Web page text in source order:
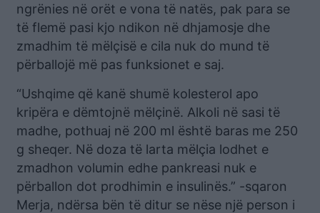
ngrënies në orët e vona të natës, pak para se
të flemë pasi kjo ndikon në dhjamosje dhe
zmadhim të mëlçisë e cila nuk do mund të
përballojë më pas funksionet e saj.
“Ushqime që kanë shumë kolesterol apo
kripëra e dëmtojnë mëlçinë. Alkoli në sasi të
madhe, pothuaj në 200 ml është baras me 250
g sheqer. Në doza të larta mëlçia lodhet e
zmadhon volumin edhe pankreasi nuk e
përballon dot prodhimin e insulinës.” -sqaron
Merja, ndërsa bën të ditur se nëse një person i